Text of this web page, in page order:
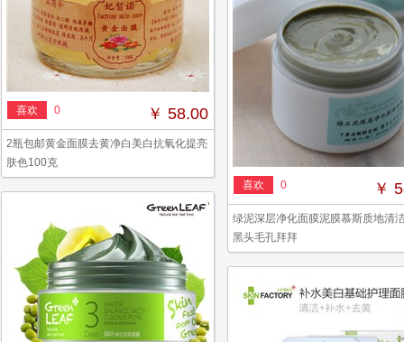
喜欢 0 ￥ 58.00
2瓶包邮黄金面膜去黄净白美白抗氧化提亮
肤色100克
喜欢
0 ￥
绿泥深层净化面膜泥膜慕斯质地清
黑头毛孔拜拜